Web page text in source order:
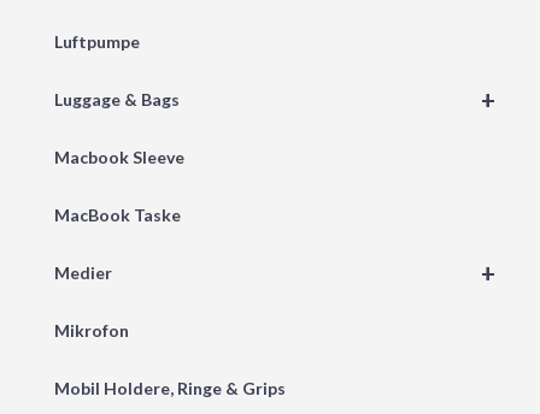
Luftpumpe
+
Luggage & Bags
Macbook Sleeve
MacBook Taske
+
Medier
Mikrofon
Mobil Holdere, Ringe & Grips